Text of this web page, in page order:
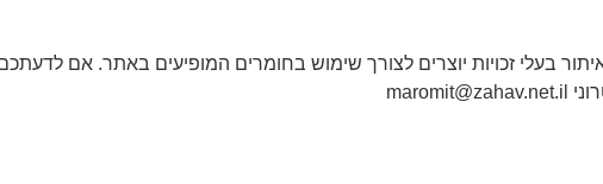
בעלי זכויות יוצרים לצורך שימוש בחומרים המופיעים באתר. אם
maromit@zahav.net.il